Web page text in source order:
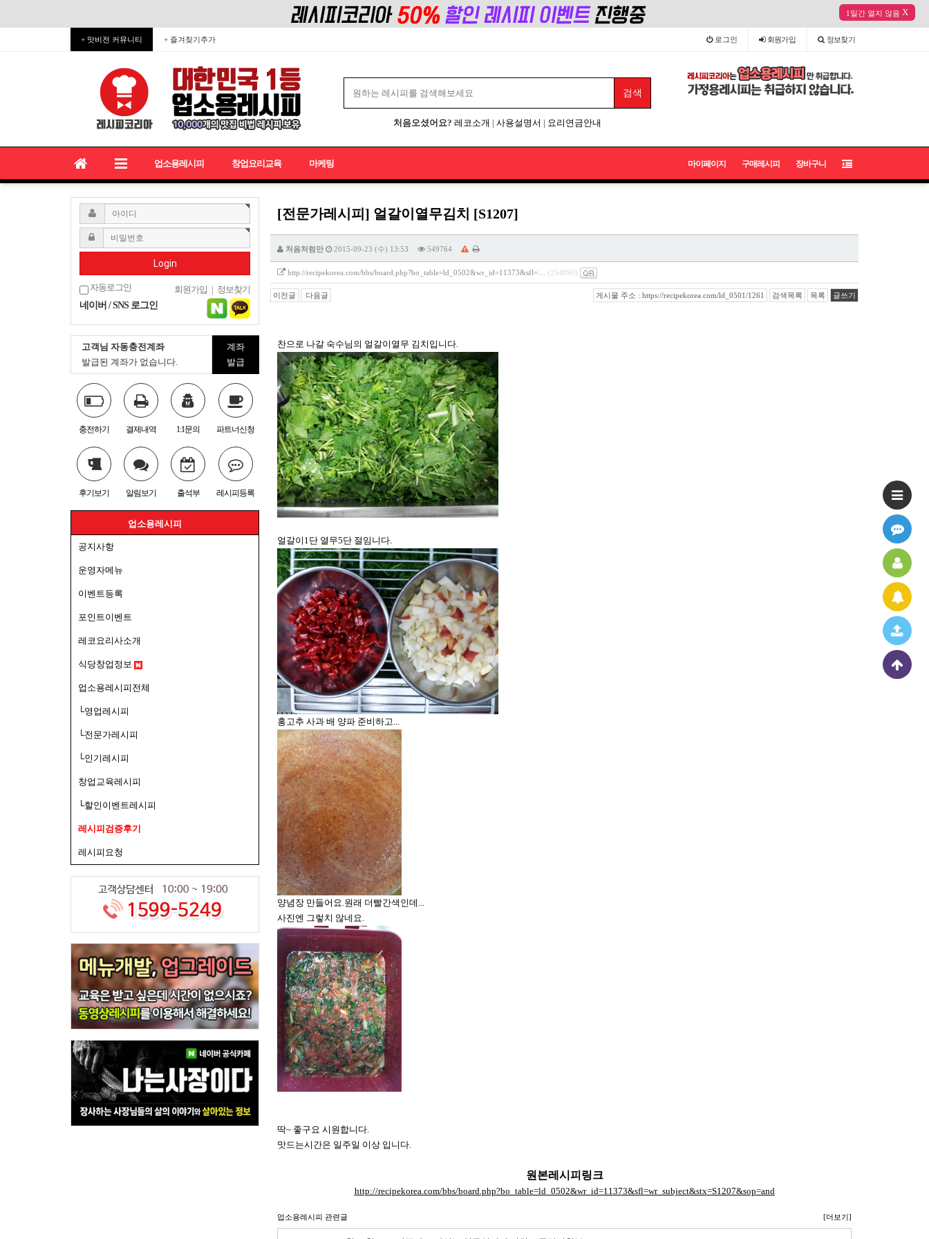
1일간 열지 않음 X
+ 맛비전 커뮤니티 + 즐겨찾기추가 로그인 회원가입 정보찾기
처음오셨어요? 레코소개 | 사용설명서 | 요리연금안내
마이페이지 구매레시피 장바구니
업소용레시피 창업요리교육 마케팅
Login
자동로그인 회원가입 | 정보찾기
네이버 / SNS 로그인
고객님 자동충전계좌
발급된 계좌가 없습니다.
계좌
발급
충전하기 결제내역 1:1문의 파트너신청
후기보기 알림보기 출석부 레시피등록
업소용레시피
공지사항
운영자메뉴
이벤트등록
포인트이벤트
레코요리사소개
식당창업정보
업소용레시피전체
└영업레시피
└전문가레시피
└인기레시피
창업교육레시피
└할인이벤트레시피
레시피검증후기
레시피요청
[전문가레시피] 얼갈이열무김치 [S1207]
처음처럼만 2015-09-23 (수) 13:53 549764
http://recipekorea.com/bbs/board.php?bo_table=ld_0502&wr_id=11373&sfl=… (254090)
이전글 다음글 게시물 주소 : https://recipekorea.com/ld_0501/1261 검색목록 목록 글쓰기
찬으로 나갈 숙수님의 얼갈이열무 김치입니다.
얼갈이1단 열무5단 절임니다.
홍고추 사과 배 양파 준비하고...
양념장 만들어요.원래 더빨간색인데...
사진엔 그렇치 않네요.
딱~ 좋구요 시원합니다.
맛드는시간은 일주일 이상 입니다.
원본레시피링크
http://recipekorea.com/bbs/board.php?bo_table=ld_0502&wr_id=11373&sfl=wr_subject&stx=S1207&sop=and
업소용레시피 관련글 [더보기]